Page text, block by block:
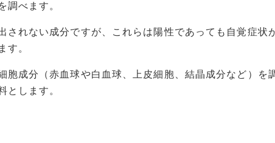
調べます。
されない成分ですが、これらは陽性であっても自覚症状
す。
胞成分（赤血球や白血球、上皮細胞、結晶成分など）を
とします。